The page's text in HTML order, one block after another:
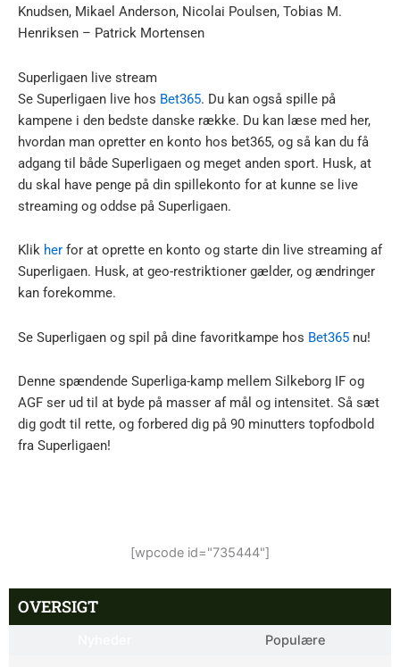
Knudsen, Mikael Anderson, Nicolai Poulsen, Tobias M.
Henriksen – Patrick Mortensen
Superligaen live stream
Se Superligaen live hos Bet365. Du kan også spille på
kampene i den bedste danske række. Du kan læse med her,
hvordan man opretter en konto hos bet365, og så kan du få
adgang til både Superligaen og meget anden sport. Husk, at
du skal have penge på din spillekonto for at kunne se live
streaming og oddse på Superligaen.
Klik her for at oprette en konto og starte din live streaming af
Superligaen. Husk, at geo-restriktioner gælder, og ændringer
kan forekomme.
Se Superligaen og spil på dine favoritkampe hos Bet365 nu!
Denne spændende Superliga-kamp mellem Silkeborg IF og
AGF ser ud til at byde på masser af mål og intensitet. Så sæt
dig godt til rette, og forbered dig på 90 minutters topfodbold
fra Superligaen!
[wpcode id="735444"]
OVERSIGT
Populære